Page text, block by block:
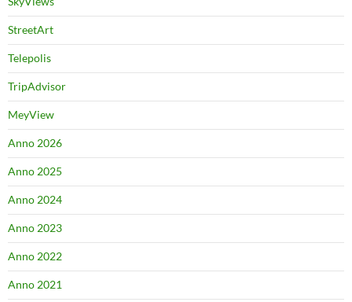
StreetArt
Telepolis
TripAdvisor
MeyView
Anno 2026
Anno 2025
Anno 2024
Anno 2023
Anno 2022
Anno 2021